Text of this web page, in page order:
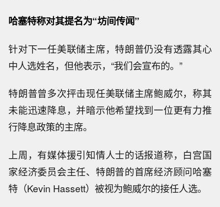
哈塞特称对其提名为“坊间传闻”
针对下一任美联储主席，特朗普仍没有透露其心
中人选姓名，但他表示，“我们会宣布的。”
特朗普曾多次抨击现任美联储主席鲍威尔，称其
未能迅速降息，并暗示他希望找到一位更有力推
行降息政策的主席。
上周，有媒体援引知情人士的话报道称，白宫国
家经济委员会主任、特朗普的首席经济顾问哈塞
特（Kevin Hassett）被视为鲍威尔的接任人选。